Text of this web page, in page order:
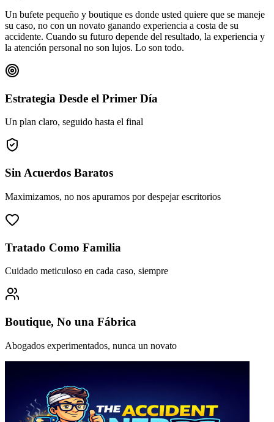
Un bufete pequeño y boutique es donde usted quiere que se maneje
su caso, no con un novato ganando experiencia a costa de su
accidente. Cuando su futuro depende del resultado, la experiencia y
la atención personal no son lujos. Lo son todo.
Estrategia Desde el Primer Día
Un plan claro, seguido hasta el final
Sin Acuerdos Baratos
Maximizamos, no nos apuramos por despejar escritorios
Tratado Como Familia
Cuidado meticuloso en cada caso, siempre
Boutique, No una Fábrica
Abogados experimentados, nunca un novato